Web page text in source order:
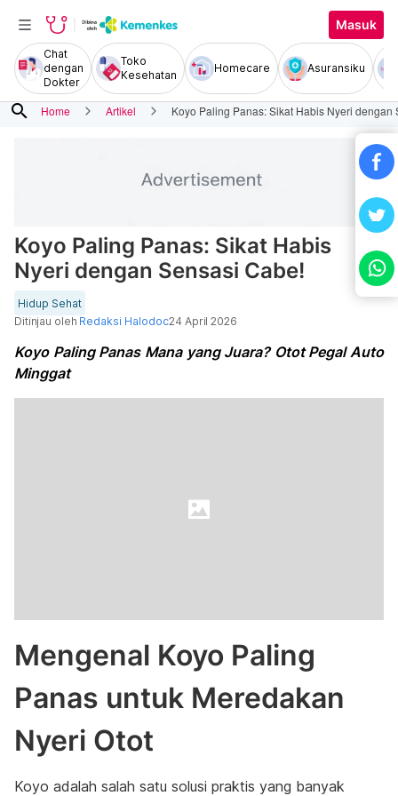
Masuk
Chat
dengan
Dokter
Toko
Kesehatan
Homecare Asuransiku
search Home Artikel Koyo Paling Panas: Sikat Habis Nyeri dengan
Koyo Paling Panas: Sikat Habis
Nyeri dengan Sensasi Cabe!
Hidup Sehat
Ditinjau oleh Redaksi Halodoc24 April 2026
Koyo Paling Panas Mana yang Juara? Otot Pegal Auto
Minggat
Mengenal Koyo Paling
Panas untuk Meredakan
Nyeri Otot
Koyo adalah salah satu solusi praktis yang banyak